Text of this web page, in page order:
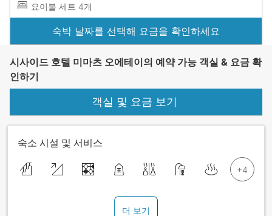
요이불 세트 4개
숙박 날짜를 선택해 요금을 확인하세요
시사이드 호텔 미마츠 오에테이의 예약 가능 객실 & 요금 확
인하기
객실 및 요금 보기
숙소 시설 및 서비스
더 보기